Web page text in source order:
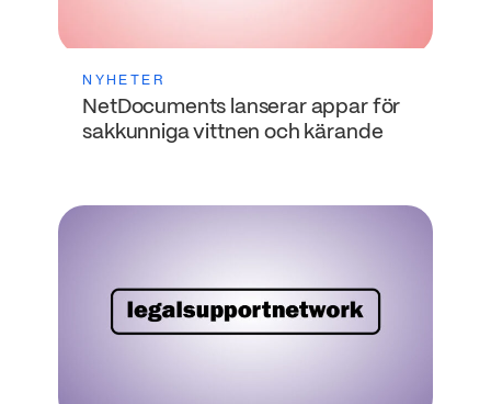
NYHETER
NetDocuments lanserar appar för
sakkunniga vittnen och kärande